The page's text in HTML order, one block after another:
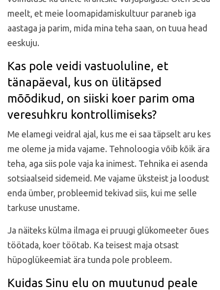
meelt, et meie loomapidamiskultuur paraneb iga
aastaga ja parim, mida mina teha saan, on tuua head
eeskuju.
Kas pole veidi vastuoluline, et
tänapäeval, kus on ülitäpsed
mõõdikud, on siiski koer parim oma
veresuhkru kontrollimiseks?
Me elamegi veidral ajal, kus me ei saa täpselt aru kes
me oleme ja mida vajame. Tehnoloogia võib kõik ära
teha, aga siis pole vaja ka inimest. Tehnika ei asenda
sotsiaalseid sidemeid. Me vajame üksteist ja loodust
enda ümber, probleemid tekivad siis, kui me selle
tarkuse unustame.
Ja näiteks külma ilmaga ei pruugi glükomeeter õues
töötada, koer töötab. Ka teisest maja otsast
hüpoglükeemiat ära tunda pole probleem.
Kuidas Sinu elu on muutunud peale